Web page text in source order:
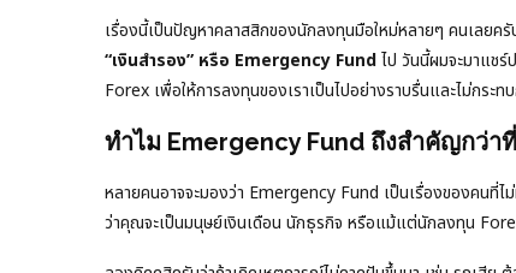
เรื่องนี้เป็นปัญหาคลาสสิกของนักลงทุนมือใหม่หลายๆ คนเลยค
“เงินสำรอง” หรือ Emergency Fundไป วันนี้ผมจะมาแชร์
Forex เพื่อให้การลงทุนของเราเป็นไปอย่างราบรื่นและไม่กระท
ทำไม Emergency Fund ถึงสำคัญกว่า
หลายคนอาจจะมองว่า Emergency Fund เป็นเรื่องของคนที่
ว่าคุณจะเป็นมนุษย์เงินเดือน นักธุรกิจ หรือแม้แต่นักลงทุน